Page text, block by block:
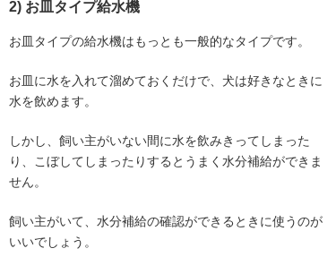
2) お皿タイプ給水機
お皿タイプの給水機はもっとも一般的なタイプです。
お皿に水を入れて溜めておくだけで、犬は好きなときに
水を飲めます。
しかし、飼い主がいない間に水を飲みきってしまった
り、こぼしてしまったりするとうまく水分補給ができま
せん。
飼い主がいて、水分補給の確認ができるときに使うのが
いいでしょう。